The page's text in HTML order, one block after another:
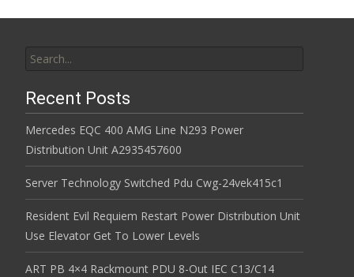
Recent Posts
Mercedes EQC 400 AMG Line N293 Power
Distribution Unit A2935457600
Server Technology Switched Pdu Cwg-24vek415c1
Resident Evil Requiem Restart Power Distribution Unit
Use Elevator Get To Lower Levels
ART PB 4×4 Rackmount PDU 8-Out IEC C13/C14